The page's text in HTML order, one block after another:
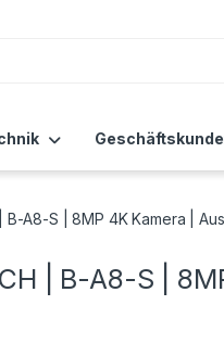
B-A8-S | 8MP 4K Kamera |
| B-A8-S |